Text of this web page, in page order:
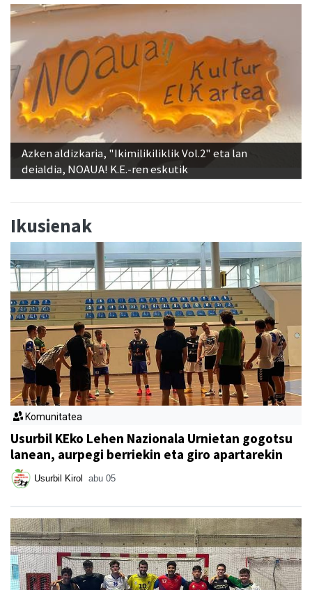
Azken aldizkaria, "Ikimilikiliklik Vol.2" eta lan
deialdia, NOAUA! K.E.-ren eskutik
Ikusienak
Komunitatea
Usurbil KEko Lehen Nazionala Urnietan gogotsu
lanean, aurpegi berriekin eta giro apartarekin
Usurbil Kirol abu 05